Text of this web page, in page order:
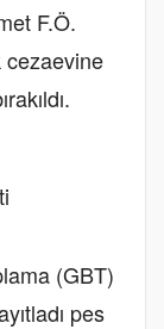
F.Ö.
cezaevine
(GBT)
pes